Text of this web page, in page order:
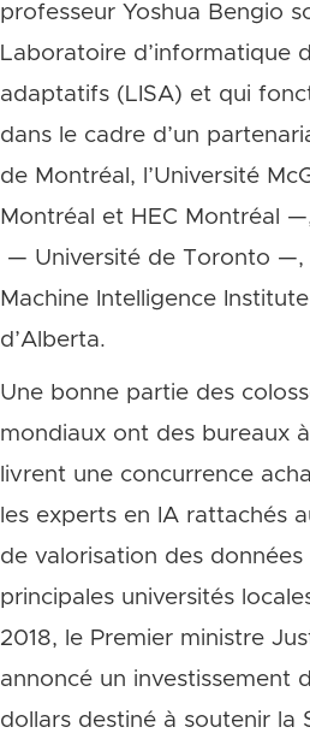
professeur Yoshua Bengio
Laboratoire d’informatique
adaptatifs (LISA) et qui
dans le cadre d’un
de Montréal, l’Université
Montréal et HEC Montréal
— Université de Toronto —,
Machine Intelligence
d’Alberta.
Une bonne partie des
mondiaux ont des bureaux
livrent une concurrence
les experts en IA rattachés
de valorisation des données
principales universités
2018, le Premier ministre
annoncé un investissement
dollars destiné à soutenir la